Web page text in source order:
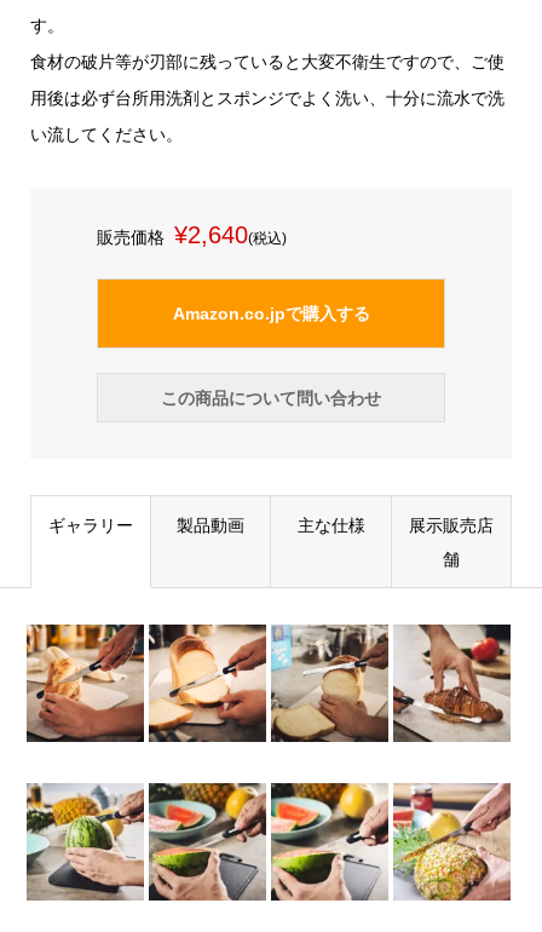
す。
食材の破片等が刃部に残っていると大変不衛生ですので、ご使
用後は必ず台所用洗剤とスポンジでよく洗い、十分に流水で洗
い流してください。
販売価格 ¥2,640(税込)
Amazon.co.jpで購入する
この商品について問い合わせ
ギャラリー 製品動画 主な仕様
展示販売店
舗